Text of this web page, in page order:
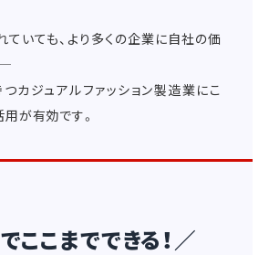
ていても、より多くの企業に自社の価
カジュアルファッション製造業にこ
用が有効です。
ここまでできる！／